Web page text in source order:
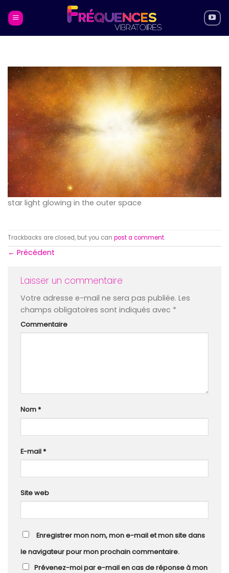
star light glowing in the outer space
Trackbacks are closed, but you can post a comment.
← Précédent
Laisser un commentaire
Votre adresse e-mail ne sera pas publiée. Les
champs obligatoires sont indiqués avec *
Commentaire
Nom*
E-mail*
Site web
Enregistrer mon nom, mon e-mail et mon site dans
le navigateur pour mon prochain commentaire.
Prévenez-moi par e-mail en cas de réponse à mon